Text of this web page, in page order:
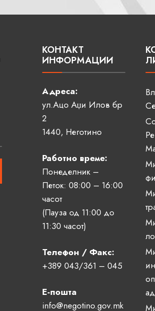
КОНТАКТ
ИНФОРМАЦИИ
Адреса:
ул.Ацо Аџи Илов бр
2
1440, Неготино
Работно време:
Понеделник –
Петок: 08:00 – 16:00
часот
(Пауза од 11:00 до
11:30 часот)
Телефон / Факс:
+389 043/361 – 045
Е-пошта
info@negotino.gov.mk